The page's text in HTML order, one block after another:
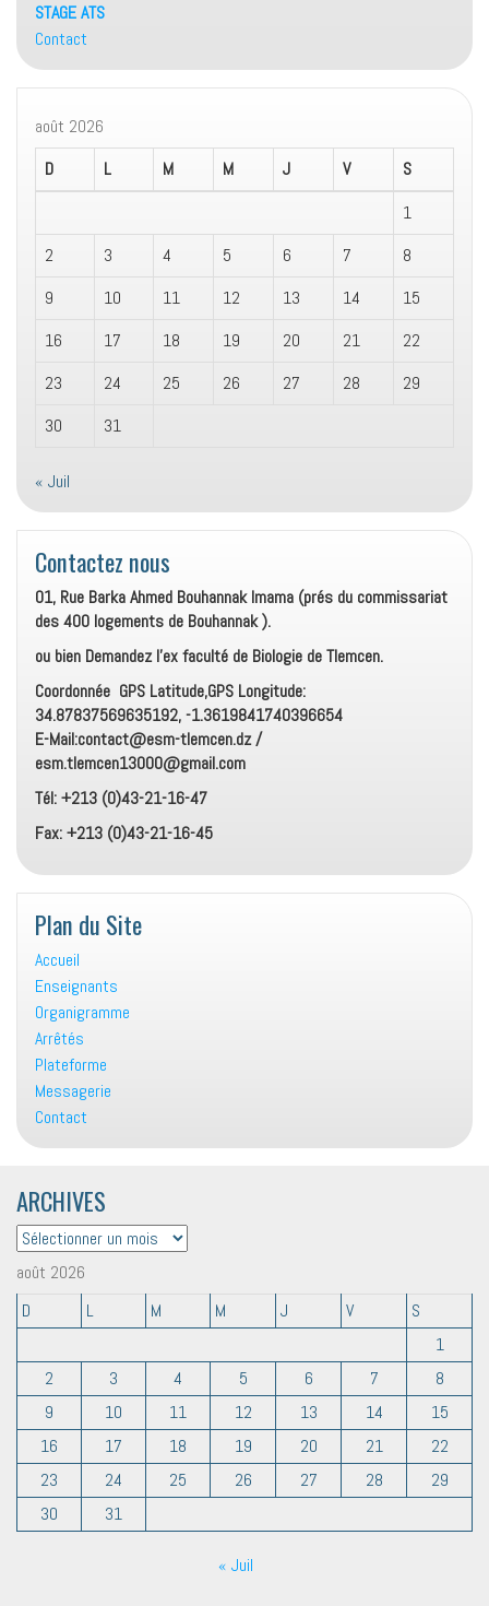
STAGE ATS
Contact
août 2026
D
L M M J V
S
1
2
3 4 5 6 7
8
9
10 11 12 13 14
15
16
17 18 19 20 21
22
23
24 25 26 27 28
29
30
31
« Juil
Contactez nous
01, Rue Barka Ahmed Bouhannak Imama (prés du commissariat
des 400 logements de Bouhannak ).
ou bien Demandez l’ex faculté de Biologie de Tlemcen.
Coordonnée GPS Latitude,GPS Longitude:
34.87837569635192, -1.3619841740396654
E-Mail:contact@esm-tlemcen.dz /
esm.tlemcen13000@gmail.com
Tél: +213 (0)43-21-16-47
Fax: +213 (0)43-21-16-45
Plan du Site
Accueil
Enseignants
Organigramme
Arrêtés
Plateforme
Messagerie
Contact
ARCHIVES
ARCHIVES
août 2026
D
L M M J V
S
1
2
3 4 5 6 7
8
9
10 11 12 13 14
15
16
17 18 19 20 21
22
23
24 25 26 27 28
29
30
31
« Juil